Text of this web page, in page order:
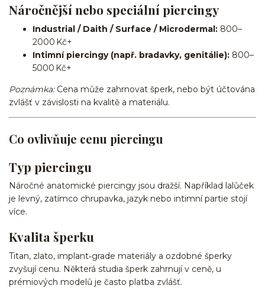
Náročnější nebo speciální piercingy
Industrial / Daith / Surface / Microdermal: 800–
2000 Kč+
Intimní piercingy (např. bradavky, genitálie): 800–
5000 Kč+
Poznámka:Cena může zahrnovat šperk, nebo být účtována
zvlášť v závislosti na kvalitě a materiálu.
Co ovlivňuje cenu piercingu
Typ piercingu
Náročné anatomické piercingy jsou dražší. Například lalůček
je levný, zatímco chrupavka, jazyk nebo intimní partie stojí
více.
Kvalita šperku
Titan, zlato, implant‑grade materiály a ozdobné šperky
zvyšují cenu. Některá studia šperk zahrnují v ceně, u
prémiových modelů je často platba zvlášť.